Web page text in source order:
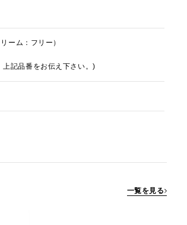
ーム：フリー）
記品番をお伝え下さい。)
一覧を見る